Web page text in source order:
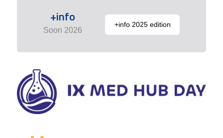
+info
Soon 2026
+info 2025 edition